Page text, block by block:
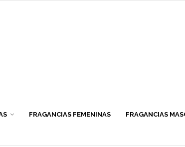
FRAGANCIAS FEMENINAS FRAGANCIAS